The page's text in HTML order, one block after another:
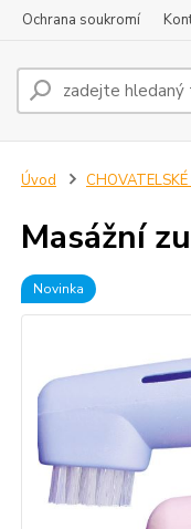
Ochrana soukromí
Úvod
Masážní
Novinka